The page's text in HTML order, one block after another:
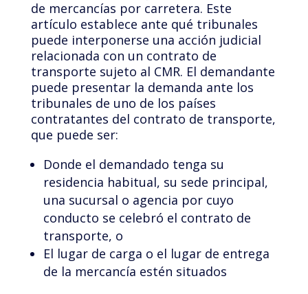
de mercancías por carretera. Este
artículo establece ante qué tribunales
puede interponerse una acción judicial
relacionada con un contrato de
transporte sujeto al CMR. El demandante
puede presentar la demanda ante los
tribunales de uno de los países
contratantes del contrato de transporte,
que puede ser:
Donde el demandado tenga su
residencia habitual, su sede principal,
una sucursal o agencia por cuyo
conducto se celebró el contrato de
transporte, o
El lugar de carga o el lugar de entrega
de la mercancía estén situados